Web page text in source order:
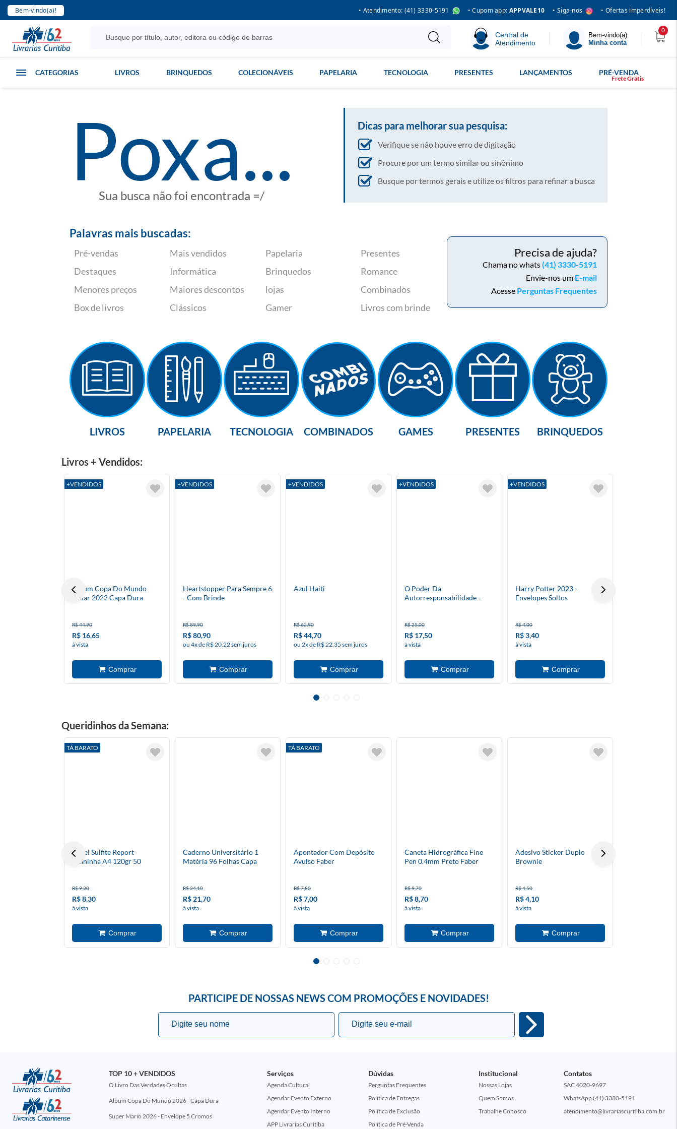
Bem-vindo(a)! • Atendimento: (41) 3330-5191 • Cupom app: APPVALE10 • Siga-nos • Ofertas imperdíveis!
Central de
Atendimento
Bem-vindo(a)
Minha conta
0
CATEGORIAS LIVROS BRINQUEDOS COLECIONÁVEIS PAPELARIA TECNOLOGIA PRESENTES LANÇAMENTOS PRÉ-VENDA
poxa...
Sua busca não foi encontrada =/
Dicas para melhorar sua pesquisa:
Verifique se não houve erro de digitação
Procure por um termo similar ou sinônimo
Busque por termos gerais e utilize os filtros para refinar a busca
Palavras mais buscadas:
Pré-vendas
Destaques
Menores preços
Box de livros
Mais vendidos
Informática
Maiores descontos
Clássicos
Papelaria
Brinquedos
lojas
Gamer
Presentes
Romance
Combinados
Livros com brinde
Precisa de ajuda?
Chama no whats(41) 3330-5191
Envie-nos um E-mail
Acesse Perguntas Frequentes
LIVROS PAPELARIA TECNOLOGIA COMBINADOS GAMES PRESENTES BRINQUEDOS
Livros + Vendidos:
+VENDIDOS
Álbum Copa Do Mundo
Qatar 2022 Capa Dura
R$ 44,90
R$ 16,65
à vista
+VENDIDOS
Heartstopper Para Sempre 6
- Com Brinde
R$ 89,90
R$ 80,90
ou 4x de R$ 20,22 sem juros
+VENDIDOS
Azul Haiti
R$ 62,90
R$ 44,70
ou 2x de R$ 22,35 sem juros
+VENDIDOS
O Poder Da
Autorresponsabilidade -
R$ 25,00
R$ 17,50
à vista
+VENDIDOS
Harry Potter 2023 -
Envelopes Soltos
R$ 4,00
R$ 3,40
à vista
Queridinhos da Semana:
TÁ BARATO
Papel Sulfite Report
Senninha A4 120gr 50
R$ 9,20
R$ 8,30
à vista
Caderno Universitário 1
Matéria 96 Folhas Capa
R$ 24,10
R$ 21,70
à vista
TÁ BARATO
Apontador Com Depósito
Avulso Faber
R$ 7,80
R$ 7,00
à vista
Caneta Hidrográfica Fine
Pen 0.4mm Preto Faber
R$ 9,70
R$ 8,70
à vista
Adesivo Sticker Duplo
Brownie
R$ 4,50
R$ 4,10
à vista
PARTICIPE DE NOSSAS NEWS COM PROMOÇÕES E NOVIDADES!
TOP 10 + VENDIDOS
O Livro Das Verdades Ocultas
Álbum Copa Do Mundo 2026 - Capa Dura
Super Mario 2026 - Envelope 5 Cromos
Serviços
Agenda Cultural
Agendar Evento Externo
Agendar Evento Interno
APP Livrarias Curitiba
Dúvidas
Perguntas Frequentes
Política de Entregas
Política de Exclusão
Política de Pré-Venda
Institucional
Nossas Lojas
Quem Somos
Trabalhe Conosco
Contatos
SAC 4020-9697
WhatsApp (41) 3330-5191
atendimento@livrariascuritiba.com.br